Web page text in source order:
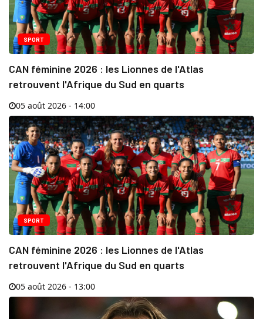
SPORT
CAN féminine 2026 : les Lionnes de l'Atlas
retrouvent l'Afrique du Sud en quarts
05 août 2026 - 14:00
SPORT
CAN féminine 2026 : les Lionnes de l'Atlas
retrouvent l'Afrique du Sud en quarts
05 août 2026 - 13:00